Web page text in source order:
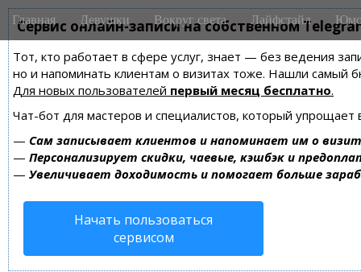
Сервис онлайн-записи на собственном
Тот, кто работает в сфере услуг, знает — без ведения
но и напоминать клиентам о визитах тоже. Нашли самый
Для новых пользователей первый месяц бесплатно.
Чат-бот для мастеров и специалистов, который упрощает
— Сам записывает клиентов и напоминает им о
— Персонализирует скидки, чаевые, кэшбэк и
— Увеличивает доходимость и помогает больше
Начать пользоваться
сервисом
M
a
n
m
e
n
u
i
Главная Девушки Вокруг света Лайфстайл